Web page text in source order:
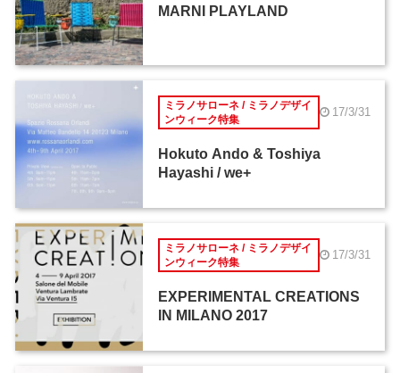
MARNI PLAYLAND
ミラノサローネ / ミラノデザイ
ンウィーク特集
17/3/31
Hokuto Ando & Toshiya
Hayashi / we+
ミラノサローネ / ミラノデザイ
ンウィーク特集
17/3/31
EXPERIMENTAL CREATIONS
IN MILANO 2017